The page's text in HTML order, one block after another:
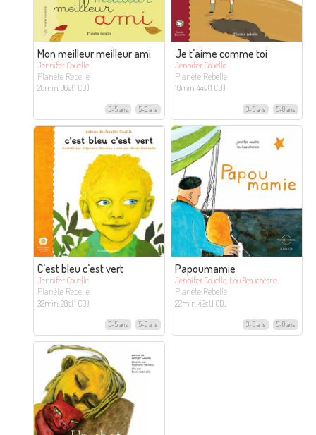
Mon meilleur meilleur ami
Jennifer Couëlle
Planète Rebelle
20min. 06s (1 CD)
3-5 ans 5-8 ans
Je t’aime comme toi
Jennifer Couëlle
Planète Rebelle
18min. 44s (1 CD)
3-5 ans 5-8 ans
C’est bleu c’est vert
Jennifer Couëlle
Planète Rebelle
32min. 20s (1 CD)
3-5 ans 5-8 ans
Papoumamie
Jennifer Couëlle, Lou Beauchesne
Planète Rebelle
22min. 42s (1 CD)
3-5 ans 5-8 ans